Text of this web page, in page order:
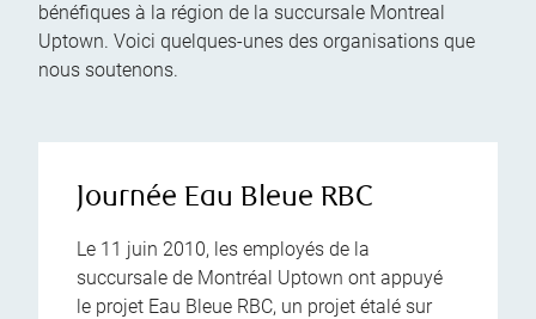
bénéfiques à la région de la succursale Montreal
Uptown. Voici quelques-unes des organisations que
nous soutenons.
Journée Eau Bleue RBC
Le 11 juin 2010, les employés de la
succursale de Montréal Uptown ont appuyé
le projet Eau Bleue RBC, un projet étalé sur